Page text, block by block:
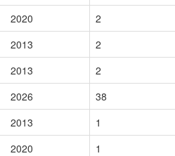
2020
2
2013
2
2013
2
2026
38
2013
1
2020
1